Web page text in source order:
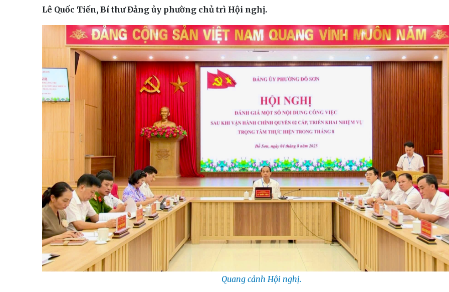
Lê Quốc Tiến, Bí thư Đảng ủy phường chủ trì Hội nghị.
Quang cảnh Hội nghị.